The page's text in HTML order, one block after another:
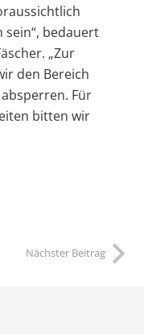
sein“, bedauert
„Zur
den Bereich
Für
bitten wir
Nächster Beitrag